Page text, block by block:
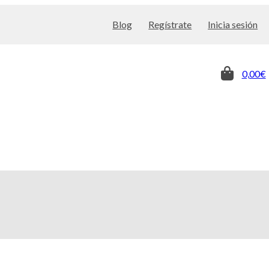
Blog Regístrate Inicia sesión
0,00€